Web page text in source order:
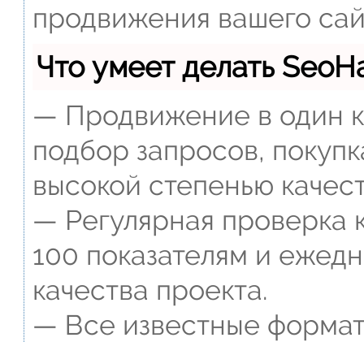
продвижения вашего
Что умеет делать
— Продвижение в один
подбор запросов,
высокой степенью
— Регулярная проверка
100 показателям и
качества проекта.
— Все известные